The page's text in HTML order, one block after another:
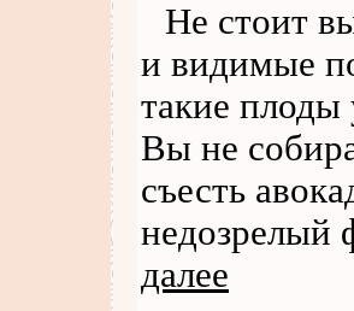
Не стоит
и видимые
такие плоды
Вы не
съесть
недозрелый
далее